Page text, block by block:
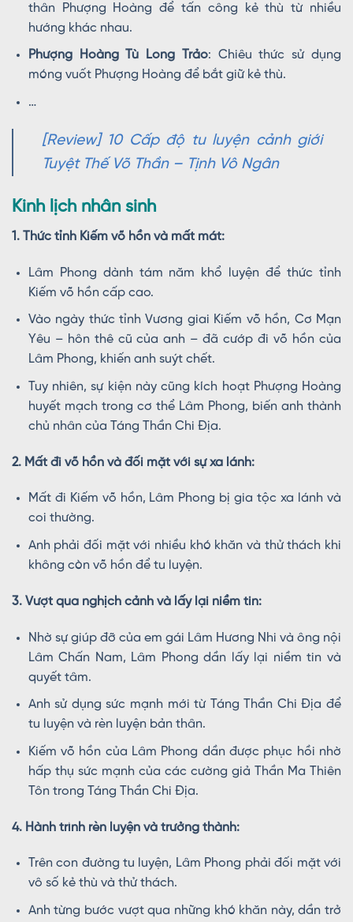
thân Phượng Hoàng để tấn công kẻ thù từ nhiều
hướng khác nhau.
Phượng Hoàng Tù Long Trảo: Chiêu thức sử dụng
móng vuốt Phượng Hoàng để bắt giữ kẻ thù.
…
[Review] 10 Cấp độ tu luyện cảnh giới
Tuyệt Thế Võ Thần – Tịnh Vô Ngân
Kinh lịch nhân sinh
1. Thức tỉnh Kiếm võ hồn và mất mát:
Lâm Phong dành tám năm khổ luyện để thức tỉnh
Kiếm võ hồn cấp cao.
Vào ngày thức tỉnh Vương giai Kiếm võ hồn, Cơ Mạn
Yêu – hôn thê cũ của anh – đã cướp đi võ hồn của
Lâm Phong, khiến anh suýt chết.
Tuy nhiên, sự kiện này cũng kích hoạt Phượng Hoàng
huyết mạch trong cơ thể Lâm Phong, biến anh thành
chủ nhân của Táng Thần Chi Địa.
2. Mất đi võ hồn và đối mặt với sự xa lánh:
Mất đi Kiếm võ hồn, Lâm Phong bị gia tộc xa lánh và
coi thường.
Anh phải đối mặt với nhiều khó khăn và thử thách khi
không còn võ hồn để tu luyện.
3. Vượt qua nghịch cảnh và lấy lại niềm tin:
Nhờ sự giúp đỡ của em gái Lâm Hương Nhi và ông nội
Lâm Chấn Nam, Lâm Phong dần lấy lại niềm tin và
quyết tâm.
Anh sử dụng sức mạnh mới từ Táng Thần Chi Địa để
tu luyện và rèn luyện bản thân.
Kiếm võ hồn của Lâm Phong dần được phục hồi nhờ
hấp thụ sức mạnh của các cường giả Thần Ma Thiên
Tôn trong Táng Thần Chi Địa.
4. Hành trình rèn luyện và trưởng thành:
Trên con đường tu luyện, Lâm Phong phải đối mặt với
vô số kẻ thù và thử thách.
Anh từng bước vượt qua những khó khăn này, dần trở